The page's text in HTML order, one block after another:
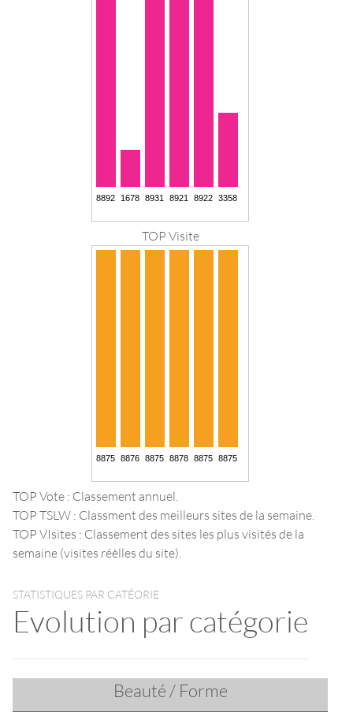
TOP Visite
TOP Vote : Classement annuel.
TOP TSLW : Classment des meilleurs sites de la semaine.
TOP VIsites : Classement des sites les plus visités de la
semaine (visites réèlles du site).
STATISTIQUES PAR CATÉORIE
Evolution par catégorie
Beauté / Forme